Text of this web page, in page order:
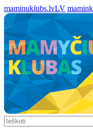
maminuklubs.lvLV